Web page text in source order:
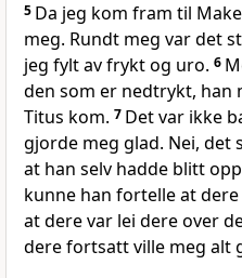
5 Da jeg kom fram til
meg. Rundt meg var det
jeg fylt av frykt og uro. 6
den som er nedtrykt, han
Titus kom. 7 Det var ikke
gjorde meg glad. Nei, det
at han selv hadde blitt
kunne han fortelle at
at dere var lei dere over
dere fortsatt ville meg alt